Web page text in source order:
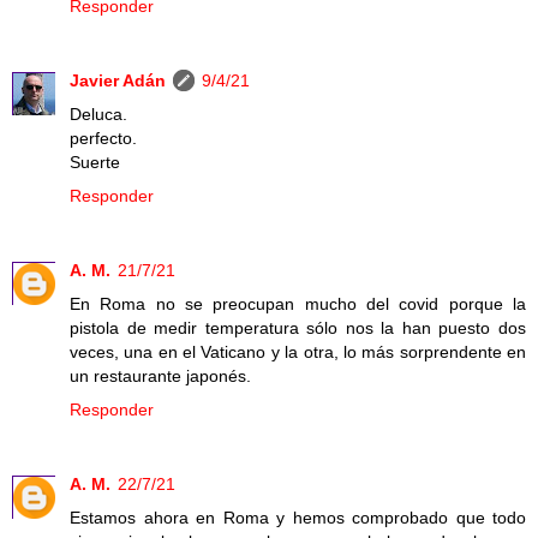
Responder
Javier Adán
9/4/21
Deluca.
perfecto.
Suerte
Responder
A. M. 21/7/21
En Roma no se preocupan mucho del covid porque la
pistola de medir temperatura sólo nos la han puesto dos
veces, una en el Vaticano y la otra, lo más sorprendente en
un restaurante japonés.
Responder
A. M. 22/7/21
Estamos ahora en Roma y hemos comprobado que todo